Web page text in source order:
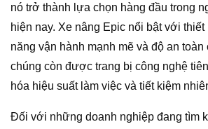
nó trở thành lựa chọn hàng đầu trong
hiện nay. Xe nâng Epic nổi bật với thiết
năng vận hành mạnh mẽ và độ an toàn
chúng còn được trang bị công nghệ
hóa hiệu suất làm việc và tiết kiệm
Đối với những doanh nghiệp đang tìm